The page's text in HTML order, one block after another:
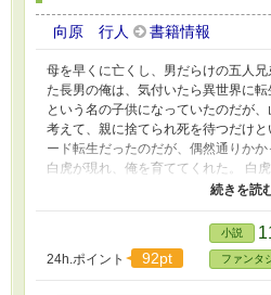
向原 行人 書籍情報
母を早くに亡くし、男だらけの五人
た長男の俺は、気付いたら異世界に
という名の子供になっていたのだが
考えて、親に捨てられ死を待つだけ
ード転生だったのだが、偶然通りか
白虎が現れ、俺を育ててくれた。 白
くれたので、俺は前世で培った家事
恩を返す。 そんな毎日が十数年続き
という所で、白虎からそろそろ人間
しまった。 剣も魔法も使えない俺は
家事能力しか取り柄が無いので、とり
険者を目指す事に。 だが、この世界
24h.ポイント 92pt
小説
ファンタ